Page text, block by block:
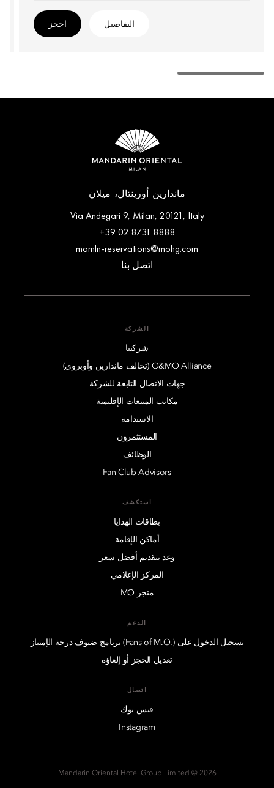
التفاصيل احجز
ماندارين أورينتال، ميلان
Via Andegari 9, Milan, 20121, Italy
+39 02 8731 8888
momln-reservations@mohg.com
اتصل بنا
الشركة
شركتنا
O&MO Alliance (تحالف ماندارين وأوبروي)
جهات الاتصال التابعة للشركة
مكاتب المبيعات الإقليمية
الاستدامة
المستثمرون
الوظائف
Fan Club Advisors
استكشف
بطاقات الهدايا
أماكن الإقامة
وعد بتقديم أفضل سعر
المركز الإعلامي
متجر MO
الدعم
تسجيل الدخول على (.Fans of M.O) برنامج ضيوف درجة الإمتياز
تعديل الحجز أو إلغاؤه
اتصال
فيس بوك
Instagram
2026 © Mandarin Oriental Hotel Group Limited